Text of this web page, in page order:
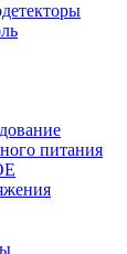
питания